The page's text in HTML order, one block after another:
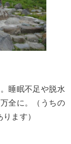
睡眠不足や脱水
全に。（うちの
ます）